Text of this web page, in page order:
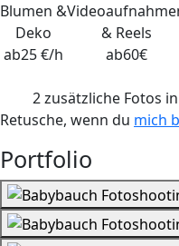
Blumen &
Deko
ab25 €/h
& Reels
ab60€
2 zusätzliche Fotos
Retusche, wenn du mich
Portfolio